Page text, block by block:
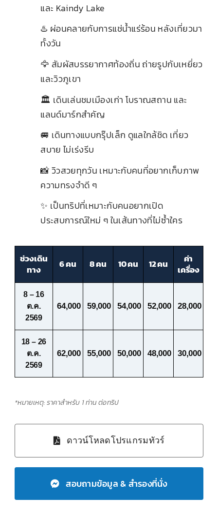
และ Kaindy Lake
♨️ ผ่อนคลายกับการแช่น้ำแร่ร้อน หลังเที่ยวมา
ทั้งวัน
🦅 สัมผัสบรรยากาศท้องถิ่น ถ่ายรูปกับเหยี่ยว
และวิวภูเขา
🏛️ เดินเล่นชมเมืองเก่า โบราณสถาน และ
แลนด์มาร์กสำคัญ
🚐 เดินทางแบบกรุ๊ปเล็ก ดูแลใกล้ชิด เที่ยว
สบาย ไม่เร่งรีบ
📸 วิวสวยทุกวัน เหมาะกับคนที่อยากเก็บภาพ
ความทรงจำดี ๆ
✨ เป็นทริปที่เหมาะกับคนอยากเปิด
ประสบการณ์ใหม่ ๆ ในเส้นทางที่ไม่ซ้ำใคร
ช่วงเดิน
ทาง
6 คน 8 คน 10 คน 12 คน
ค่า
เครื่อง
8 – 16
ต.ค.
2569
64,000 59,000 54,000 52,000 28,000
18 – 26
ต.ค.
2569
62,000 55,000 50,000 48,000 30,000
*หมายเหตุ: ราคาสำหรับ 1 ท่าน ต่อทริป
ดาวน์โหลดโปรแกรมทัวร์
สอบถามข้อมูล & สำรองที่นั่ง